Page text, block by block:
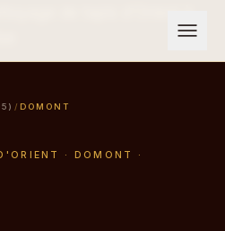
/ DOMONT
· DOMONT ·